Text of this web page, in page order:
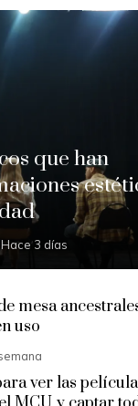
que han
Hace 3 días
mesa
uso
ver las